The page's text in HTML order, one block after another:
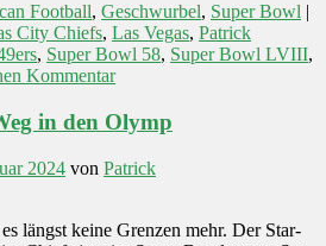
Football, Geschwurbel, Super Bowl |
City Chiefs, Las Vegas, Patrick
, Super Bowl 58, Super Bowl LVIII,
Kommentar
in den Olymp
2024 von Patrick
längst keine Grenzen mehr. Der Star-